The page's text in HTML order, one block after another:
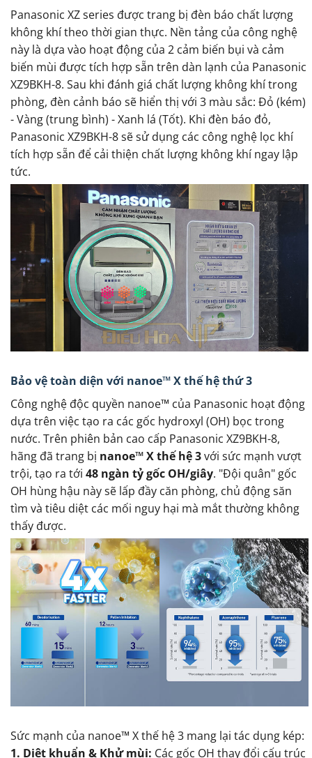
Panasonic XZ series được trang bị đèn báo chất lượng
không khí theo thời gian thực. Nền tảng của công nghệ
này là dựa vào hoạt động của 2 cảm biến bụi và cảm
biến mùi được tích hợp sẵn trên dàn lạnh của Panasonic
XZ9BKH-8. Sau khi đánh giá chất lượng không khí trong
phòng, đèn cảnh báo sẽ hiển thị với 3 màu sắc: Đỏ (kém)
- Vàng (trung bình) - Xanh lá (Tốt). Khi đèn báo đỏ,
Panasonic XZ9BKH-8 sẽ sử dụng các công nghệ lọc khí
tích hợp sẵn để cải thiện chất lượng không khí ngay lập
tức.
Bảo vệ toàn diện với nanoe™ X thế hệ thứ 3
Công nghệ độc quyền nanoe™ của Panasonic hoạt động
dựa trên việc tạo ra các gốc hydroxyl (OH) bọc trong
nước. Trên phiên bản cao cấp Panasonic XZ9BKH-8,
hãng đã trang bị nanoe™ X thế hệ 3với sức mạnh vượt
trội, tạo ra tới 48 ngàn tỷ gốc OH/giây. "Đội quân" gốc
OH hùng hậu này sẽ lấp đầy căn phòng, chủ động săn
tìm và tiêu diệt các mối nguy hại mà mắt thường không
thấy được.
Sức mạnh của nanoe™ X thế hệ 3 mang lại tác dụng kép:
1. Diệt khuẩn & Khử mùi: Các gốc OH thay đổi cấu trúc